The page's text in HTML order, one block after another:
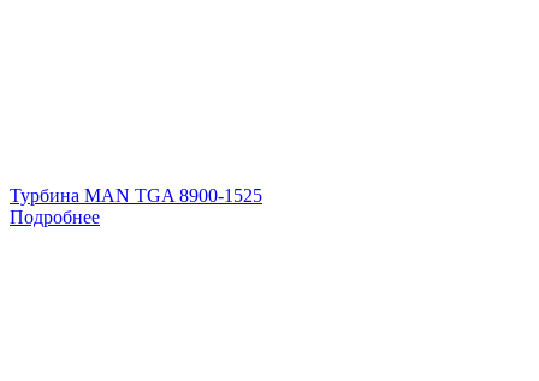
Турбина MAN TGA 8900-1525
Подробнее